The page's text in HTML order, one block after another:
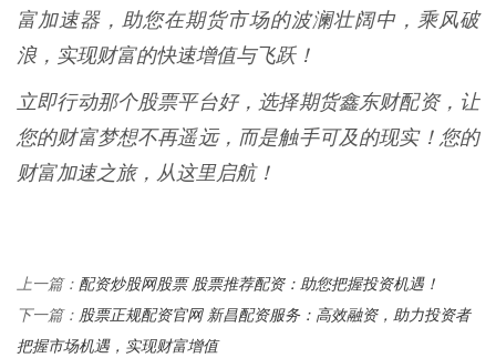
富加速器，助您在期货市场的波澜壮阔中，乘风破
浪，实现财富的快速增值与飞跃！
立即行动那个股票平台好，选择期货鑫东财配资，让
您的财富梦想不再遥远，而是触手可及的现实！您的
财富加速之旅，从这里启航！
上一篇： 配资炒股网股票 股票推荐配资：助您把握投资机遇！
下一篇： 股票正规配资官网 新昌配资服务：高效融资，助力投资者
把握市场机遇，实现财富增值